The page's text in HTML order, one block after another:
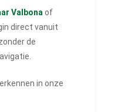
Valbona of
direct vanuit
de
in onze